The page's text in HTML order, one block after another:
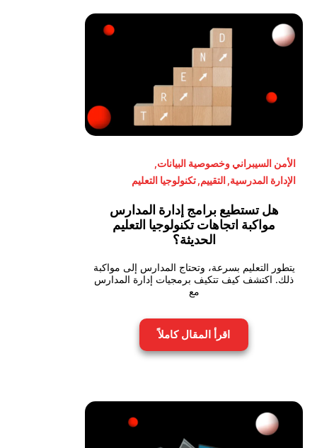
الأمن السيبراني وخصوصية البيانات,
الإدارة المدرسية,التقييم,تكنولوجيا التعليم
هل تستطيع برامج إدارة المدارس
مواكبة اتجاهات تكنولوجيا التعليم
الحديثة؟
يتطور التعليم بسرعة، وتحتاج المدارس إلى مواكبة
ذلك. اكتشف كيف تتكيف برمجيات إدارة المدارس
مع
اقرأ المقال كاملاً